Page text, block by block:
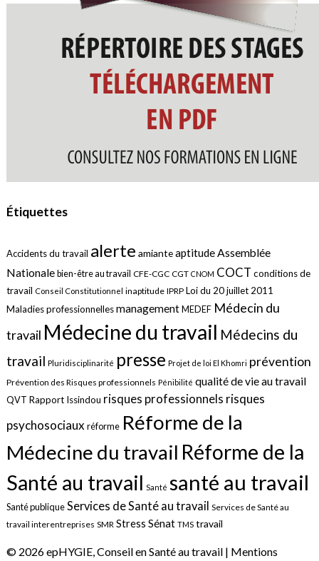
Étiquettes
Accidents du travail alerte amianteaptitudeAssemblée
Nationale bien-être au travail CFE-CGC CGT CNOM COCT conditions de
travail Conseil Constitutionnel inaptitude IPRP Loi du 20 juillet 2011
Maladies professionnellesmanagement MEDEF Médecin du
travail Médecine du travail Médecins du
travail Pluridisciplinarité presse Projet de loi El Khomri prévention
Prévention des Risques professionnels Pénibilité qualité de vie au travail
QVT Rapport Issindou risques professionnels risques
psychosociauxréforme Réforme de la
Médecine du travail Réforme de la
Santé au travail Santé santé au travail
Santé publiqueServices de Santé au travail Services de Santé au
travail interentreprises SMR Stress Sénat TMS travail
© 2026 epHYGIE, Conseil en Santé au travail | Mentions